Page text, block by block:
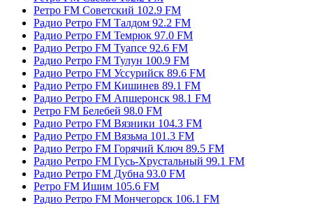
Ретро FM Советский 102.9 FM
Радио Ретро FM Талдом 92.2 FM
Радио Ретро FM Темрюк 97.0 FM
Радио Ретро FM Туапсе 92.6 FM
Радио Ретро FM Тулун 100.9 FM
Радио Ретро FM Уссурийск 89.6 FM
Радио Ретро FM Кишинев 89.1 FM
Радио Ретро FM Апшеронск 98.1 FM
Ретро FM Белебей 98.0 FM
Радио Ретро FM Вязники 104.3 FM
Радио Ретро FM Вязьма 101.3 FM
Радио Ретро FM Горячий Ключ 89.5 FM
Радио Ретро FM Гусь-Хрустальный 99.1 FM
Радио Ретро FM Дубна 93.0 FM
Ретро FM Ишим 105.6 FM
Радио Ретро FM Мончегорск 106.1 FM